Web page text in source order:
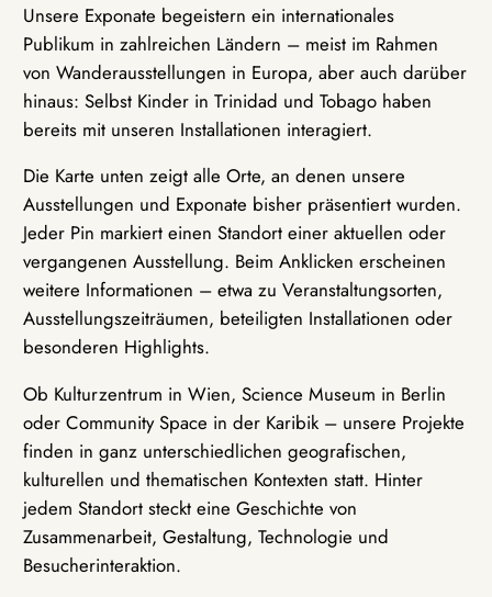
Unsere Exponate begeistern ein internationales
Publikum in zahlreichen Ländern – meist im Rahmen
von Wanderausstellungen in Europa, aber auch darüber
hinaus: Selbst Kinder in Trinidad und Tobago haben
bereits mit unseren Installationen interagiert.
Die Karte unten zeigt alle Orte, an denen unsere
Ausstellungen und Exponate bisher präsentiert wurden.
Jeder Pin markiert einen Standort einer aktuellen oder
vergangenen Ausstellung. Beim Anklicken erscheinen
weitere Informationen – etwa zu Veranstaltungsorten,
Ausstellungszeiträumen, beteiligten Installationen oder
besonderen Highlights.
Ob Kulturzentrum in Wien, Science Museum in Berlin
oder Community Space in der Karibik – unsere Projekte
finden in ganz unterschiedlichen geografischen,
kulturellen und thematischen Kontexten statt. Hinter
jedem Standort steckt eine Geschichte von
Zusammenarbeit, Gestaltung, Technologie und
Besucherinteraktion.